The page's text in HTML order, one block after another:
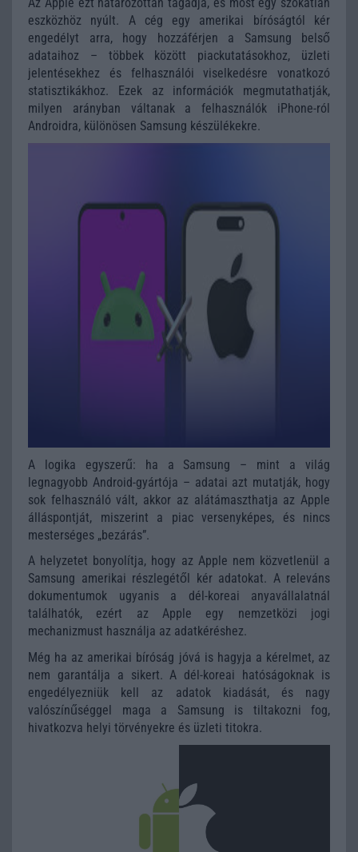
eszközhöz nyúlt. A cég egy amerikai bíróságtól kér
engedélyt arra, hogy hozzáférjen a Samsung belső
adataihoz – többek között piackutatásokhoz, üzleti
jelentésekhez és felhasználói viselkedésre vonatkozó
statisztikákhoz. Ezek az információk megmutathatják,
milyen arányban váltanak a felhasználók iPhone-ról
Androidra, különösen Samsung készülékekre.
A logika egyszerű: ha a Samsung – mint a világ
legnagyobb Android-gyártója – adatai azt mutatják, hogy
sok felhasználó vált, akkor az alátámaszthatja az Apple
álláspontját, miszerint a piac versenyképes, és nincs
mesterséges „bezárás”.
A helyzetet bonyolítja, hogy az Apple nem közvetlenül a
Samsung amerikai részlegétől kér adatokat. A releváns
dokumentumok ugyanis a dél-koreai anyavállalatnál
találhatók, ezért az Apple egy nemzetközi jogi
mechanizmust használja az adatkéréshez.
Még ha az amerikai bíróság jóvá is hagyja a kérelmet, az
nem garantálja a sikert. A dél-koreai hatóságoknak is
engedélyezniük kell az adatok kiadását, és nagy
valószínűséggel maga a Samsung is tiltakozni fog,
hivatkozva helyi törvényekre és üzleti titokra.